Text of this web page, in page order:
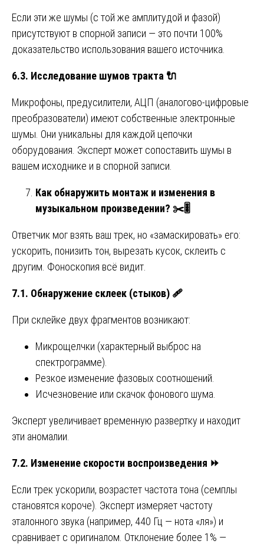
Если эти же шумы (с той же амплитудой и фазой)
присутствуют в спорной записи — это почти 100%
доказательство использования вашего источника.
6.3. Исследование шумов тракта 🔌
Микрофоны, предусилители, АЦП (аналогово-цифровые
преобразователи) имеют собственные электронные
шумы. Они уникальны для каждой цепочки
оборудования. Эксперт может сопоставить шумы в
вашем исходнике и в спорной записи.
Как обнаружить монтаж и изменения в
музыкальном произведении? ✂🎚
Ответчик мог взять ваш трек, но «замаскировать» его:
ускорить, понизить тон, вырезать кусок, склеить с
другим. Фоноскопия всё видит.
7.1. Обнаружение склеек (стыков) 🩹
При склейке двух фрагментов возникают:
Микрощелчки (характерный выброс на
спектрограмме).
Резкое изменение фазовых соотношений.
Исчезновение или скачок фонового шума.
Эксперт увеличивает временную развертку и находит
эти аномалии.
7.2. Изменение скорости воспроизведения ⏩
Если трек ускорили, возрастет частота тона (семплы
становятся короче). Эксперт измеряет частоту
эталонного звука (например, 440 Гц — нота «ля») и
сравнивает с оригиналом. Отклонение более 1% —